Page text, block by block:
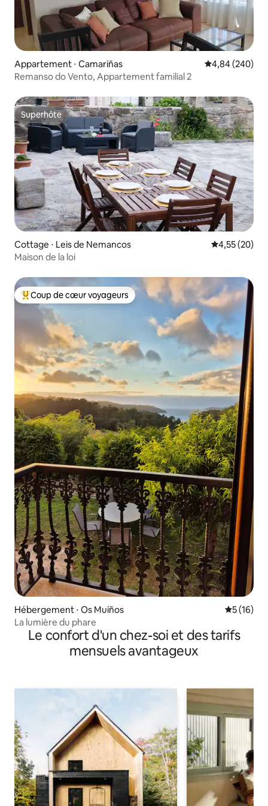
Appartement ⋅ Camariñas Évaluation
4,84 (240)
Remanso do Vento, Appartement familial 2
Superhôte
Superhôte
Cottage ⋅ Leis de Nemancos Évaluation
4,55 (20)
Maison de la loi
Coups de cœur voyageurs les plus appréciés
Coup de cœur voyageurs
Hébergement ⋅ Os Muíños
5 (16)
La lumière du phare
Le confort d'un chez-soi et des tarifs
mensuels avantageux